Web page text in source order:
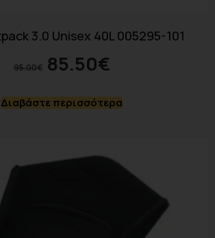
3.0 Unisex 40L 005295-101
95.00€ 85.50€
Διαβάστε περισσότερα